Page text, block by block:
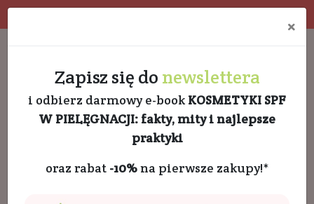
×
Zapisz się do newslettera
i odbierz darmowy e-book KOSMETYKI SPF
W PIELĘGNACJI: fakty, mity i najlepsze
praktyki
oraz rabat -10%na pierwsze zakupy!*